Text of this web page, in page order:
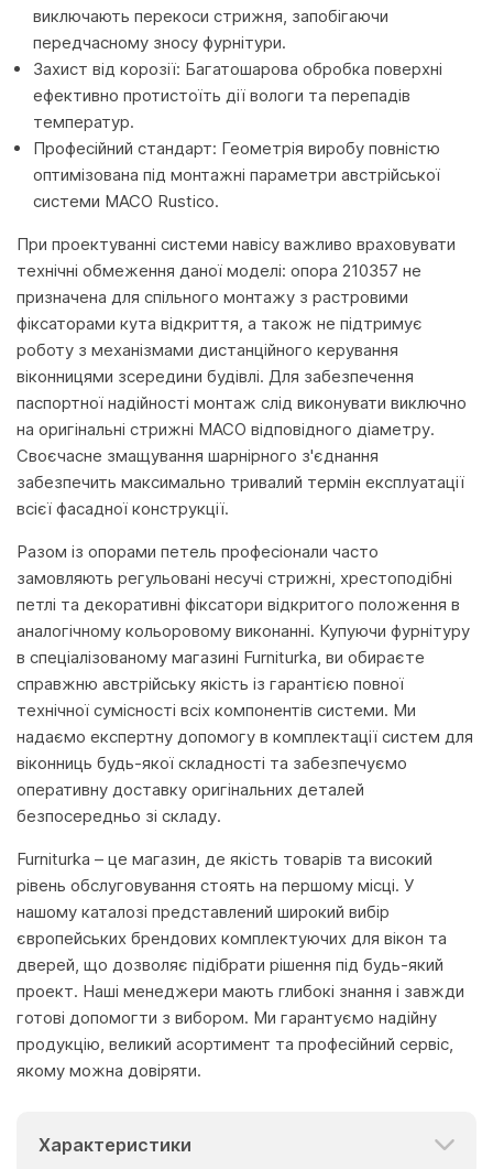
виключають перекоси стрижня, запобігаючи
передчасному зносу фурнітури.
Захист від корозії: Багатошарова обробка поверхні
ефективно протистоїть дії вологи та перепадів
температур.
Професійний стандарт: Геометрія виробу повністю
оптимізована під монтажні параметри австрійської
системи MACO Rustico.
При проектуванні системи навісу важливо враховувати
технічні обмеження даної моделі: опора 210357 не
призначена для спільного монтажу з растровими
фіксаторами кута відкриття, а також не підтримує
роботу з механізмами дистанційного керування
віконницями зсередини будівлі. Для забезпечення
паспортної надійності монтаж слід виконувати виключно
на оригінальні стрижні MACO відповідного діаметру.
Своєчасне змащування шарнірного з'єднання
забезпечить максимально тривалий термін експлуатації
всієї фасадної конструкції.
Разом із опорами петель професіонали часто
замовляють регульовані несучі стрижні, хрестоподібні
петлі та декоративні фіксатори відкритого положення в
аналогічному кольоровому виконанні. Купуючи фурнітуру
в спеціалізованому магазині Furniturka, ви обираєте
справжню австрійську якість із гарантією повної
технічної сумісності всіх компонентів системи. Ми
надаємо експертну допомогу в комплектації систем для
віконниць будь-якої складності та забезпечуємо
оперативну доставку оригінальних деталей
безпосередньо зі складу.
Furniturka – це магазин, де якість товарів та високий
рівень обслуговування стоять на першому місці. У
нашому каталозі представлений широкий вибір
європейських брендових комплектуючих для вікон та
дверей, що дозволяє підібрати рішення під будь-який
проект. Наші менеджери мають глибокі знання і завжди
готові допомогти з вибором. Ми гарантуємо надійну
продукцію, великий асортимент та професійний сервіс,
якому можна довіряти.
Характеристики